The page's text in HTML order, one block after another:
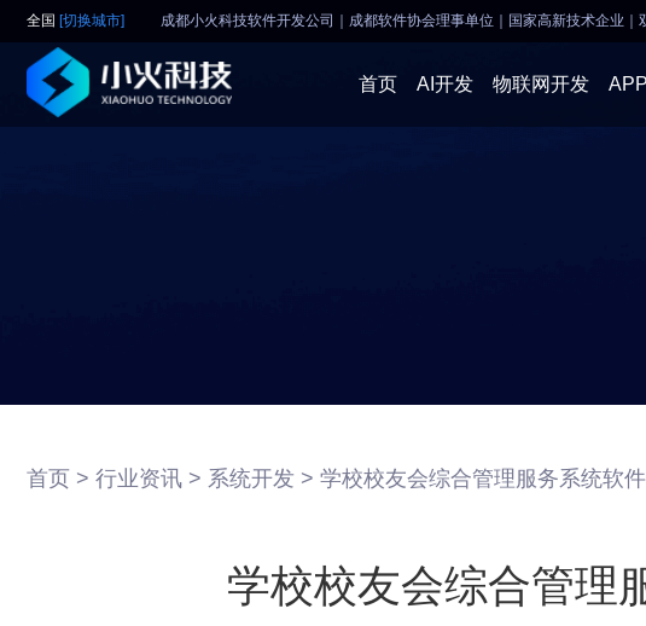
全国 [切换城市] 成都小火科技软件开发公司｜成都软件协会理事单位 国家高新技术企业｜
首页 AI开发 物联网开发
首页 > 行业资讯 > 系统开发 > 学校校友会综合管理服务系统软件
学校校友会综合管理